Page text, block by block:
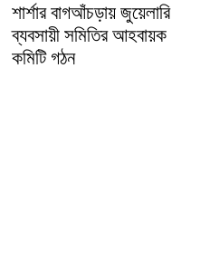
শার্শার বাগআঁচড়ায় জুয়েলারি
ব্যবসায়ী সমিতির আহবায়ক
কমিটি গঠন